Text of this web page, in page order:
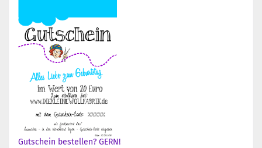
Gutschein bestellen? GERN!